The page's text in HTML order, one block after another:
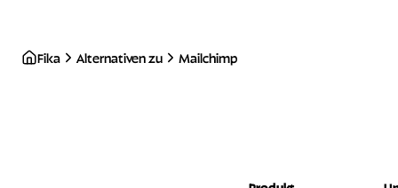
Fika Alternativen zu Mailchimp